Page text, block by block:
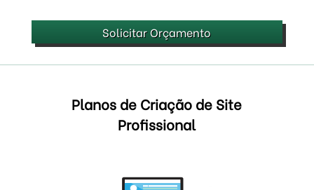
Solicitar Orçamento
Planos de Criação de Site
Profissional